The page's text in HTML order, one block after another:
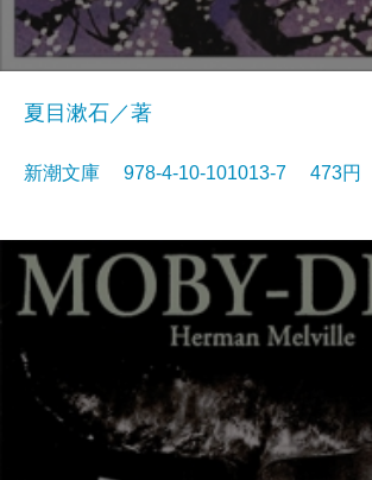
夏目漱石／著
新潮文庫 978-4-10-101013-7 473円